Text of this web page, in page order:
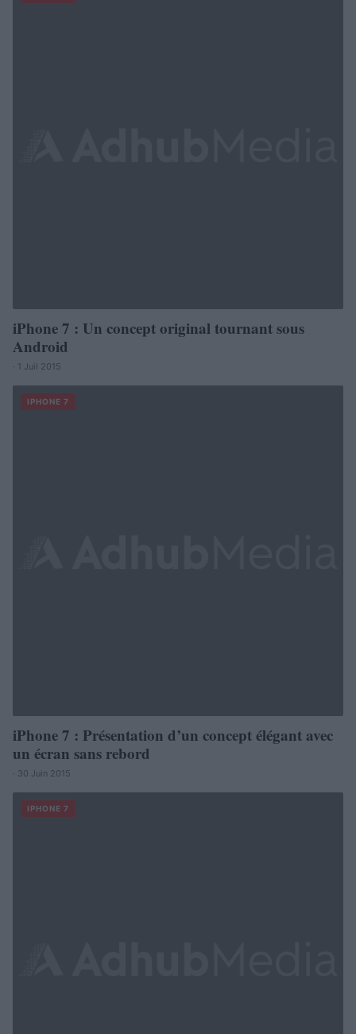
iPhone 7 : Un concept original tournant sous
Android
· 1 Juil 2015
IPHONE 7
iPhone 7 : Présentation d’un concept élégant avec
un écran sans rebord
· 30 Juin 2015
IPHONE 7